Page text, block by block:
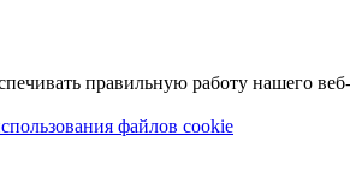
правильную работу нашего веб-
файлов cookie